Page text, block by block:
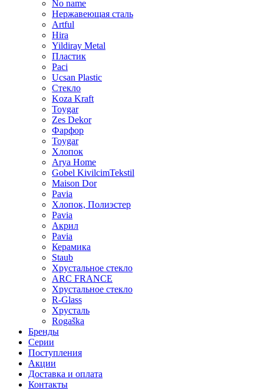
No name
Нержавеющая сталь
Artful
Hira
Yildiray Metal
Пластик
Paci
Ucsan Plastic
Стекло
Koza Kraft
Toygar
Zes Dekor
Фарфор
Toygar
Хлопок
Arya Home
Gobel KivilcimTekstil
Maison Dor
Pavia
Хлопок, Полиэстер
Pavia
Акрил
Pavia
Керамика
Staub
Хрустальное стекло
ARC FRANCE
Хрустальное стекло
R-Glass
Хрусталь
Rogaška
Бренды
Серии
Поступления
Акции
Доставка и оплата
Контакты